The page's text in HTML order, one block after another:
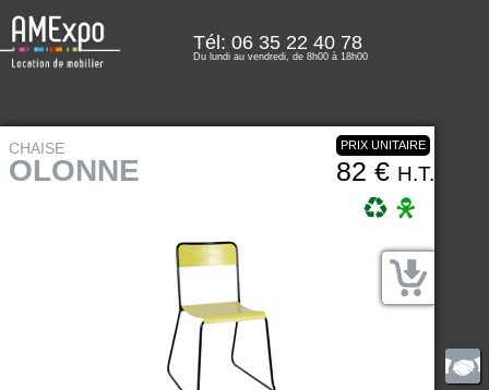
Tél: 06 35 22 40 78
Du lundi au vendredi, de 8h00 à 18h00
CHAISE
OLONNE
PRIX UNITAIRE
82 € H.T.